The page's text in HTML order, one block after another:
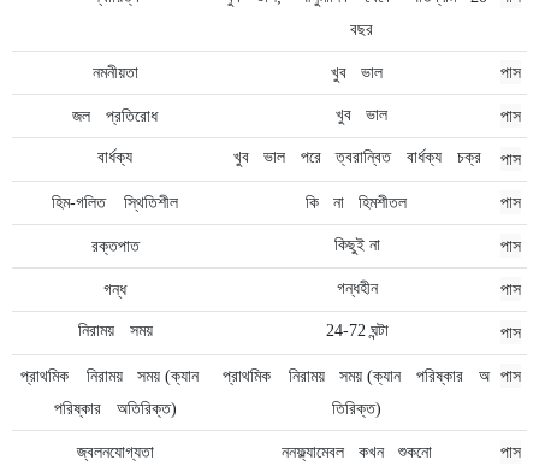
বছর
নমনীয়তা খুব ভাল পাস
জল প্রতিরোধ খুব ভাল পাস
বার্ধক্য খুব ভাল পরে ত্বরান্বিত বার্ধক্য চক্র পাস
হিম-গলিত স্থিতিশীল কি না হিমশীতল পাস
রক্তপাত কিছুই না পাস
গন্ধ গন্ধহীন পাস
নিরাময় সময় 24-72 ঘন্টা পাস
প্রাথমিক নিরাময়
সময় (ক্যান
পরিষ্কার
অতিরিক্ত)
প্রাথমিক নিরাময় সময় (ক্যান পরিষ্কার
অ
তিরিক্ত)
পাস
জ্বলনযোগ্যতা ননফ্ল্যামেবল কখন শুকনো পাস